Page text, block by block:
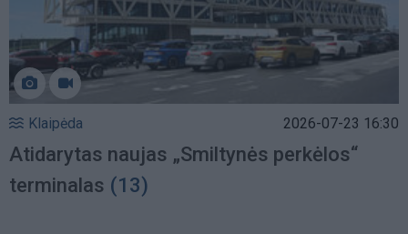
Klaipėda 2026-07-23 16:30
Atidarytas naujas „Smiltynės perkėlos“
terminalas (13)